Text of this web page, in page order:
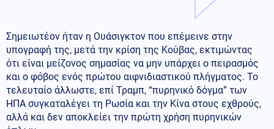
Σημειωτέον ήταν η Ουάσιγκτον που επέμεινε στην
υπογραφή της, μετά την κρίση της Κούβας, εκτιμώντας
ότι είναι μείζονος σημασίας να μην υπάρχει ο πειρασμός
και ο φόβος ενός πρώτου αιφνιδιαστικού πλήγματος. Το
τελευταίο άλλωστε, επί Τραμπ, “πυρηνικό δόγμα” των
ΗΠΑ συγκαταλέγει τη Ρωσία και την Κίνα στους εχθρούς,
αλλά και δεν αποκλείει την πρώτη χρήση πυρηνικών